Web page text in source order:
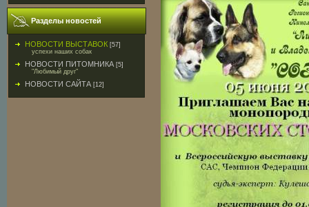
Разделы новостей
НОВОСТИ ВЫСТАВОК [57]
успехи наших собак
НОВОСТИ ПИТОМНИКА [5]
"Любимый друг"
НОВОСТИ САЙТА [12]